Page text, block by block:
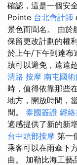
確認，這是一個安
Pointe 台北會計師
景色而聞名。 由於
保留更改計劃的權
於上午/下午到達布
蹟可以避免，遠遠
清路 按摩 南屯國
時，值得依靠那些
地方，開放時間，
間。 泰國簽證 經
適感提供了新的新
台中頭部按摩 第一
乘客可以在雨傘下
曲。 加勒比海工藝